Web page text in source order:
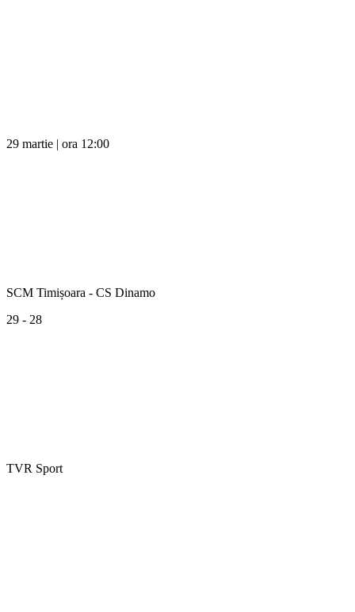
29 martie | ora 12:00
SCM Timișoara - CS Dinamo
29 - 28
TVR Sport